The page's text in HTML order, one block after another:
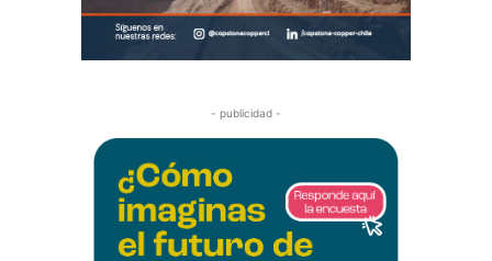
- publicidad -